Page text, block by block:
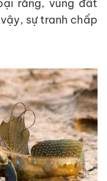
rằng, vùng đất
sự tranh chấp